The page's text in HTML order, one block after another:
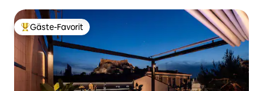
Beliebter Gäste-Favorit.
Gäste-Favorit